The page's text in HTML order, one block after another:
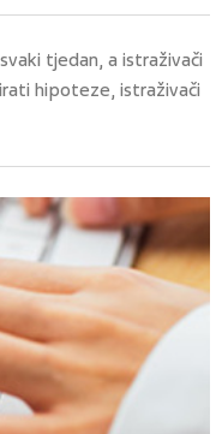
tjedan, a istraživači
hipoteze, istraživači